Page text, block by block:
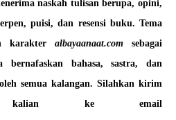
naskah tulisan berupa, opini,
puisi, dan resensi buku. Tema
karakter albayaanaat.com sebagai
bernafaskan bahasa, sastra, dan
semua kalangan. Silahkan kirim
ke email